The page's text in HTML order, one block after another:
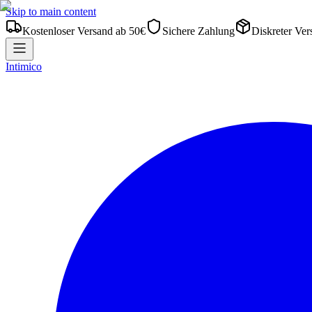
Skip to main content
Kostenloser Versand ab 50€
Sichere Zahlung Diskreter
Intimico